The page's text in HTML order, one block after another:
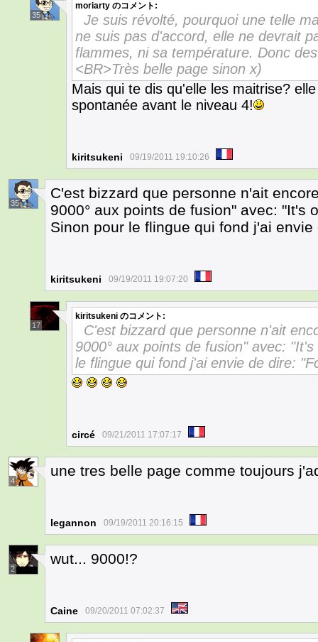
35
moriarty のコメント:
Je suis révolté, pourquoi une telle
ne suis pas d'accord, elle ne devrait
flammes, ni sa température. Donc
<BR>Très belle page sinon x)
Mais qui te dis qu'elle les maitrise?
spontanée avant le niveau 4!
kiritsukeni 09/19/2011 19:10:26
35
C'est bizzard que personne n'ait
9000° aux points de fusion" avec: "It's
Sinon pour le flingue qui fond j'ai
kiritsukeni 09/19/2011 19:07:20
17
kiritsukeni のコメント:
C'est bizzard que personne n'ait
9000° aux points de fusion" avec:
le flingue qui fond j'ai envie de dire:
circé 09/21/2011 17:07:17
4
une tres belle page comme toujours
legannon 09/19/2011 20:16:15
2
wut... 9000!?
Caine 09/20/2011 07:02:37